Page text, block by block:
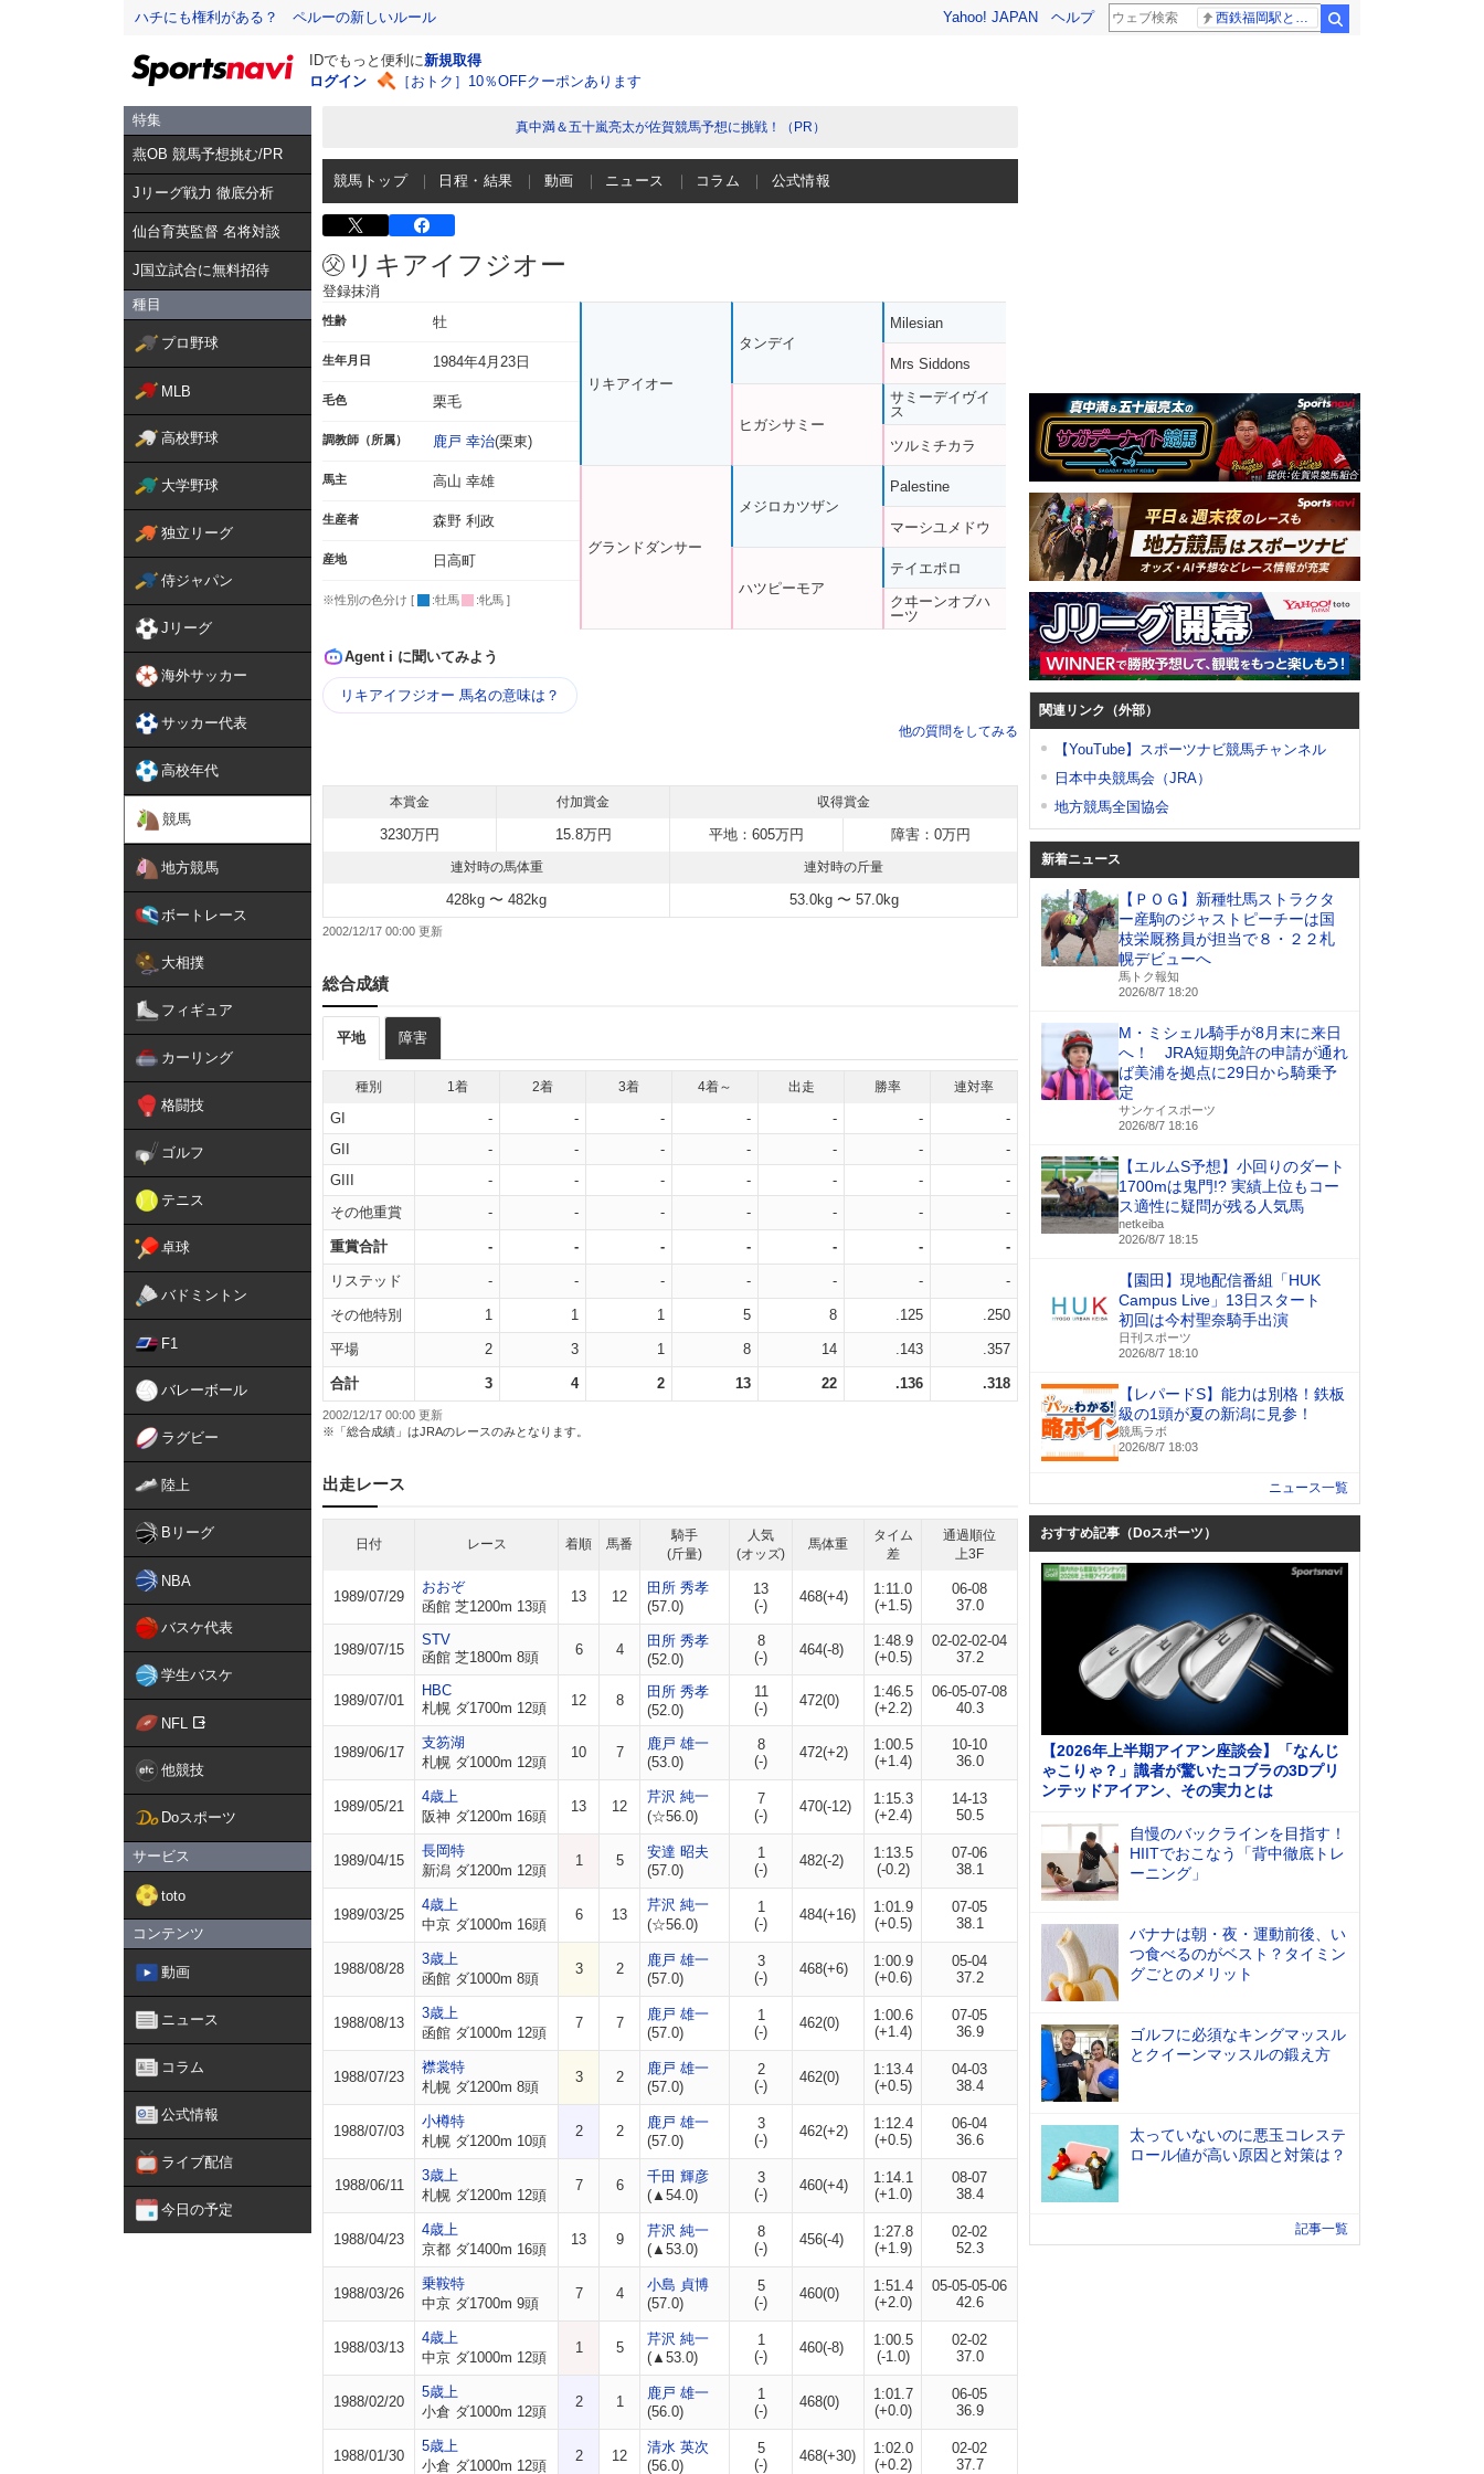
ハチにも権利がある？ ペルーの新しいルール Yahoo! JAPAN ヘルプ
IDでもっと便利に新規取得
ログイン
［おトク］10％OFFクーポンあります
特集
燕OB 競馬予想挑む/PR
Jリーグ戦力 徹底分析
仙台育英監督 名将対談
J国立試合に無料招待
種目
プロ野球
MLB
高校野球
大学野球
独立リーグ
侍ジャパン
Jリーグ
海外サッカー
サッカー代表
高校年代
競馬
地方競馬
ボートレース
大相撲
フィギュア
カーリング
格闘技
ゴルフ
テニス
卓球
バドミントン
F1
バレーボール
ラグビー
陸上
Bリーグ
NBA
バスケ代表
学生バスケ
NFL
他競技
Doスポーツ
サービス
toto
コンテンツ
動画
ニュース
コラム
公式情報
ライブ配信
今日の予定
真中満＆五十嵐亮太が佐賀競馬予想に挑戦！（PR）
競馬トップ 日程・結果 動画 ニュース コラム 公式情報
リキアイフジオー
登録抹消
性齢 牡
生年月日 1984年4月23日
毛色 栗毛
調教師（所属） 鹿戸 幸治(栗東)
馬主 高山 幸雄
生産者 森野 利政
産地 日高町
※性別の色分け [ :牡馬 :牝馬 ]
リキアイオー
グランドダンサー
タンデイ
ヒガシサミー
メジロカツザン
ハツピーモア
Milesian
Mrs Siddons
サミーデイヴイ
ス
ツルミチカラ
Palestine
マーシユメドウ
テイエポロ
クヰーンオブハ
ーツ
Agent i に聞いてみよう
リキアイフジオー 馬名の意味は？
他の質問をしてみる
本賞金 付加賞金 収得賞金
3230万円 15.8万円 平地：605万円 障害：0万円
連対時の馬体重 連対時の斤量
428kg 〜 482kg 53.0kg 〜 57.0kg
2002/12/17 00:00
総合成績
平地 障害
種別 1着 2着 3着 4着～ 出走 勝率 連対率
GI - - - - - -
-
GII
- - - - - -
-
GIII
- - - - - -
-
その他重賞
- - - - - - -
重賞合計 - - - - - - -
リステッド - - - - - - -
その他特別 1 1 1 5 8 .125 .250
平場 2 3 1 8 14 .143 .357
合計 3 4 2 13 22 .136 .318
2002/12/17 00:00 更新
※「総合成績」はJRAのレースのみとなります。
出走レース
日付 レース 着順 馬番
騎手
(斤量)
人気
(オッズ)
馬体重
タイム
差
通過順位
上3F
1989/07/29
おおぞ
函館 芝1200m 13頭
13 12
田所 秀孝
(57.0)
13
(-)
468(+4)
1:11.0
(+1.5)
06-08
37.0
1989/07/15
STV
函館 芝1800m 8頭
6 4
田所 秀孝
(52.0)
8
(-)
464(-8)
1:48.9
(+0.5)
02-02-02-04
37.2
1989/07/01
HBC
札幌 ダ1700m 12頭
12 8
田所 秀孝
(52.0)
11
(-)
472(0)
1:46.5
(+2.2)
06-05-07-08
40.3
1989/06/17
支笏湖
札幌 ダ1000m 12頭
10 7
鹿戸 雄一
(53.0)
8
(-)
472(+2)
1:00.5
(+1.4)
10-10
36.0
1989/05/21
4歳上
阪神 ダ1200m 16頭
13 12
芹沢 純一
(☆56.0)
7
(-)
470(-12)
1:15.3
(+2.4)
14-13
50.5
1989/04/15
長岡特
新潟 ダ1200m 12頭
1 5
安達 昭夫
(57.0)
1
(-)
482(-2)
1:13.5
(-0.2)
07-06
38.1
1989/03/25
4歳上
中京 ダ1000m 16頭
6 13
芹沢 純一
(☆56.0)
1
(-)
484(+16)
1:01.9
(+0.5)
07-05
38.1
1988/08/28
3歳上
函館 ダ1000m 8頭
3 2
鹿戸 雄一
(57.0)
3
(-)
468(+6)
1:00.9
(+0.6)
05-04
37.2
1988/08/13
3歳上
函館 ダ1000m 12頭
7 7
鹿戸 雄一
(57.0)
1
(-)
462(0)
1:00.6
(+1.4)
07-05
36.9
1988/07/23
襟裳特
札幌 ダ1200m 8頭
3 2
鹿戸 雄一
(57.0)
2
(-)
462(0)
1:13.4
(+0.5)
04-03
38.4
1988/07/03
小樽特
札幌 ダ1200m 10頭
2 2
鹿戸 雄一
(57.0)
3
(-)
462(+2)
1:12.4
(+0.5)
06-04
36.6
1988/06/11
3歳上
札幌 ダ1200m 12頭
7 6
千田 輝彦
(▲54.0)
3
(-)
460(+4)
1:14.1
(+1.0)
08-07
38.4
1988/04/23
4歳上
京都 ダ1400m 16頭
13 9
芹沢 純一
(▲53.0)
8
(-)
456(-4)
1:27.8
(+1.9)
02-02
52.3
1988/03/26
乗鞍特
中京 ダ1700m 9頭
7 4
小島 貞博
(57.0)
5
(-)
460(0)
1:51.4
(+2.0)
05-05-05-06
42.6
1988/03/13
4歳上
中京 ダ1000m 12頭
1 5
芹沢 純一
(▲53.0)
1
(-)
460(-8)
1:00.5
(-1.0)
02-02
37.0
1988/02/20
5歳上
小倉 ダ1000m 12頭
2 1
鹿戸 雄一
(56.0)
1
(-)
468(0)
1:01.7
(+0.0)
06-05
36.9
1988/01/30
5歳上
小倉 ダ1000m 12頭
2 12
清水 英次
(56.0)
5
(-)
468(+30)
1:02.0
(+0.2)
02-02
37.7
関連リンク（外部）
【YouTube】スポーツナビ競馬チャンネル
日本中央競馬会（JRA）
地方競馬全国協会
新着ニュース
【ＰＯＧ】新種牡馬ストラクタ
ー産駒のジャストピーチーは国
枝栄厩務員が担当で８・２２札
幌デビューへ
馬トク報知
2026/8/7 18:20
M・ミシェル騎手が8月末に来日
へ！ JRA短期免許の申請が通れ
ば美浦を拠点に29日から騎乗予
定
サンケイスポーツ
2026/8/7 18:16
【エルムS予想】小回りのダート
1700mは鬼門!? 実績上位もコー
ス適性に疑問が残る人気馬
netkeiba
2026/8/7 18:15
【園田】現地配信番組「HUK
Campus Live」13日スタート
初回は今村聖奈騎手出演
日刊スポーツ
2026/8/7 18:10
【レパードS】能力は別格！鉄板
級の1頭が夏の新潟に見参！
競馬ラボ
2026/8/7 18:03
ニュース一覧
おすすめ記事（Doスポーツ）
【2026年上半期アイアン座談会】「なんじ
ゃこりゃ？」識者が驚いたコブラの3Dプリ
ンテッドアイアン、その実力とは
自慢のバックラインを目指す！
HIITでおこなう「背中徹底トレ
ーニング」
バナナは朝・夜・運動前後、い
つ食べるのがベスト？タイミン
グごとのメリット
ゴルフに必須なキングマッスル
とクイーンマッスルの鍛え方
太っていないのに悪玉コレステ
ロール値が高い原因と対策は？
記事一覧